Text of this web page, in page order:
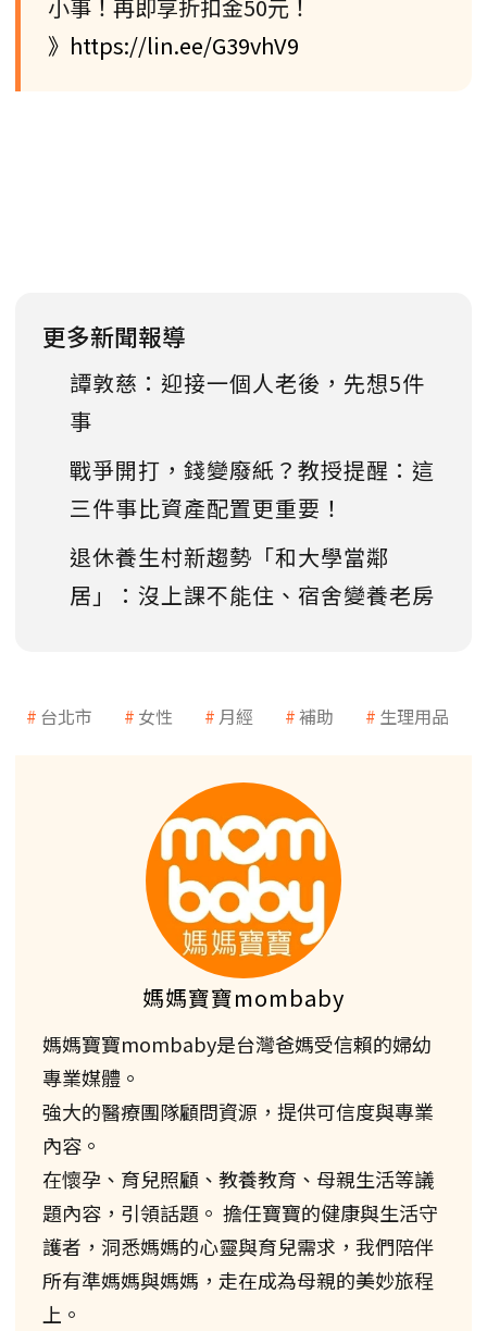
小事！再即享折扣金50元！
》https://lin.ee/G39vhV9
更多新聞報導
譚敦慈：迎接一個人老後，先想5件
事
戰爭開打，錢變廢紙？教授提醒：這
三件事比資產配置更重要！
退休養生村新趨勢「和大學當鄰
居」：沒上課不能住、宿舍變養老房
台北市 女性 月經 補助 生理用品
媽媽寶寶mombaby
媽媽寶寶mombaby是台灣爸媽受信賴的婦幼
專業媒體。
強大的醫療團隊顧問資源，提供可信度與專業
內容。
在懷孕、育兒照顧、教養教育、母親生活等議
題內容，引領話題。 擔任寶寶的健康與生活守
護者，洞悉媽媽的心靈與育兒需求，我們陪伴
所有準媽媽與媽媽，走在成為母親的美妙旅程
上。